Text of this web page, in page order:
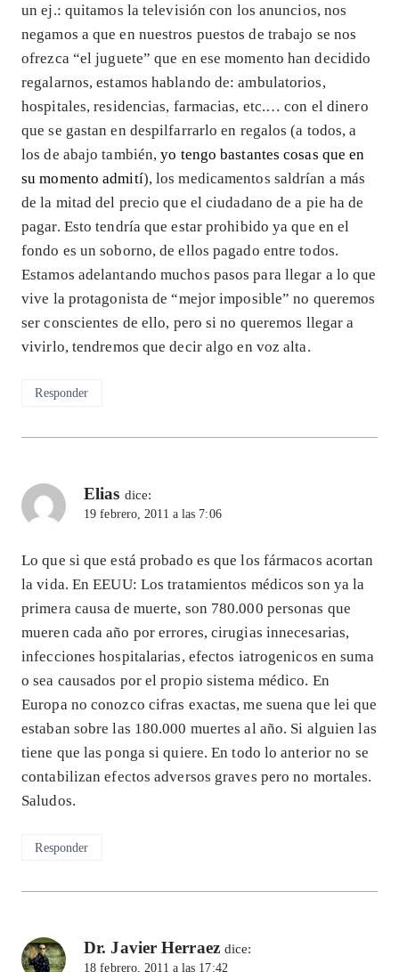
un ej.: quitamos la televisión con los anuncios, nos
negamos a que en nuestros puestos de trabajo se nos
ofrezca “el juguete” que en ese momento han decidido
regalarnos, estamos hablando de: ambulatorios,
hospitales, residencias, farmacias, etc.… con el dinero
que se gastan en despilfarrarlo en regalos (a todos, a
los de abajo también,yo tengo bastantes cosas que en
su momento admití), los medicamentos saldrían a más
de la mitad del precio que el ciudadano de a pie ha de
pagar. Esto tendría que estar prohibido ya que en el
fondo es un soborno, de ellos pagado entre todos.
Estamos adelantando muchos pasos para llegar a lo que
vive la protagonista de “mejor imposible” no queremos
ser conscientes de ello, pero si no queremos llegar a
vivirlo, tendremos que decir algo en voz alta.
Responder
Elias dice:
19 febrero, 2011 a las 7:06
Lo que si que está probado es que los fármacos acortan
la vida. En EEUU: Los tratamientos médicos son ya la
primera causa de muerte, son 780.000 personas que
mueren cada año por errores, cirugias innecesarias,
infecciones hospitalarias, efectos iatrogenicos en suma
o sea causados por el propio sistema médico. En
Europa no conozco cifras exactas, me suena que lei que
estaban sobre las 180.000 muertes al año. Si alguien las
tiene que las ponga si quiere. En todo lo anterior no se
contabilizan efectos adversos graves pero no mortales.
Saludos.
Responder
Dr. Javier Herraez dice:
18 febrero, 2011 a las 17:42